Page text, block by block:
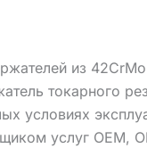
из
токарного
условиях
услуг